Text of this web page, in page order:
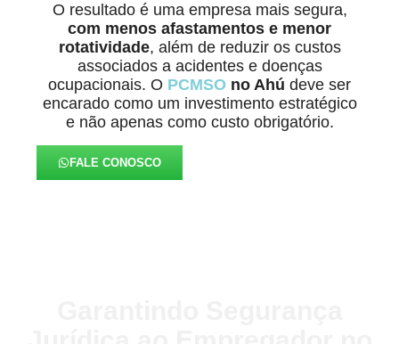
O resultado é uma empresa mais segura,
com menos afastamentos e menor
rotatividade, além de reduzir os custos
associados a acidentes e doenças
ocupacionais. O PCMSO no Ahú deve ser
encarado como um investimento estratégico
e não apenas como custo obrigatório.
FALE CONOSCO